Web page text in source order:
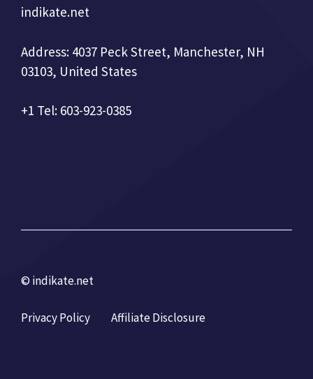
indikate.net
Address: 4037 Peck Street, Manchester, NH
03103, United States
+1 Tel: 603-923-0385
© indikate.net
Privacy Policy Affiliate Disclosure